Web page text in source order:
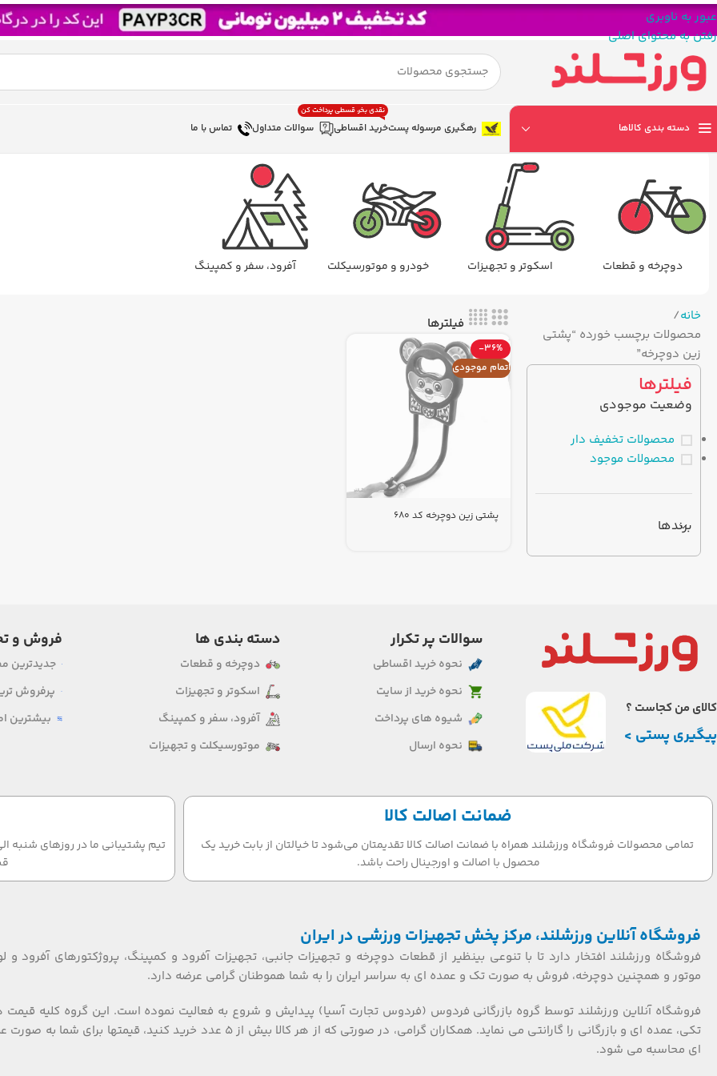
عبور به ناوبری
رفتن به محتوای اصلی
دسته بندی کالاها رهگیری مرسوله پستخرید اقساطی
نقدی بخر، قسطی پرداخت کن
سوالات متداول تماس با ما
دوچرخه و قطعات اسکوتر و تجهیزات خودرو و موتورسیکلت آفرود، سفر و کمپینگ
خانه
محصولات برچسب خورده “پشتی
زین دوچرخه”
فیلترها
وضعیت موجودی
محصولات تخفیف دار
محصولات موجود
برندها
فیلترها
-36%
اتمام موجودی
پشتی زین دوچرخه کد 680
کالای من کجاست ؟
پیگیری پستی >
سوالات پر تکرار
نحوه خرید اقساطی
نحوه خرید از سایت
شیوه های پرداخت
نحوه ارسال
دسته بندی ها
دوچرخه و قطعات
اسکوتر و تجهیزات
آفرود، سفر و کمپینگ
موتورسیکلت و تجهیزات
فروش و
جدیدترین
پرفروش
بیشترین
ضمانت اصالت کالا
تمامی محصولات فروشگاه ورزشلند همراه با ضمانت اصالت کالا تقدیمتان می‌شود تا خیالتان از بابت خرید یک
محصول با اصالت و اورجینال راحت باشد.
فروشگاه آنلاین ورزشلند، مرکز پخش تجهیزات ورزشی در ایران
فروشگاه ورزشلند افتخار دارد تا با تنوعی بینظیر از قطعات دوچرخه و تجهیزات جانبی، تجهیزات آفرود و کمپینگ، پروژکتورهای آفرود و
موتور و همچنین دوچرخه، فروش به صورت تک و عمده ای به سراسر ایران را به شما هموطنان گرامی عرضه دارد.
فروشگاه آنلاین ورزشلند توسط گروه بازرگانی فردوس (فردوس تجارت آسیا) پیدایش و شروع به فعالیت نموده است. این گروه کلیه قیمت
تکی، عمده ای و بازرگانی را گارانتی می نماید. همکاران گرامی، در صورتی که از هر کالا بیش از ۵ عدد خرید کنید، قیمتها برای شما
ای محاسبه می شود.